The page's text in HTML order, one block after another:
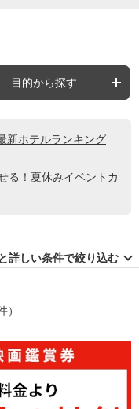
目的から探す
新ホテルランキング
る！夏休みイベントカ
詳しい条件で絞り込む
）